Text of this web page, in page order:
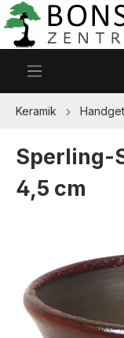
Zum Hauptinhalt
Keramik
Sperling-
4,5 cm
Bildergalerie